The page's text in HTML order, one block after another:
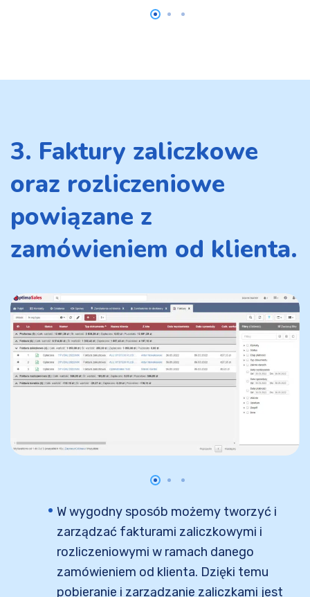
3. Faktury zaliczkowe
oraz rozliczeniowe
powiązane z
zamówieniem od klienta.
W wygodny sposób możemy tworzyć i
zarządzać fakturami zaliczkowymi i
rozliczeniowymi w ramach danego
zamówieniem od klienta. Dzięki temu
pobieranie i zarządzanie zaliczkami jest